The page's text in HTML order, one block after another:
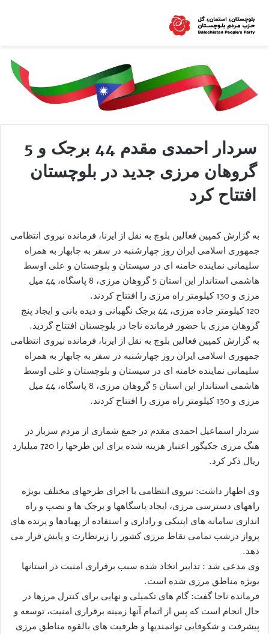
سردار احمدی مقدم 44 برجک و 5
گروهان مرزی جدید در بلوچستان
افتتاح کرد
به گزارش کمپین فعالین بلوچ به نقل از ایرنا، فرمانده نیروی انتظامی
جمهوری اسلامی ایران روز چهارشنبه در سفر به چابهار به همراه
سلیمانی نماینده خامنه ای در سیستان و بلوچستان و علی اوسط
هاشمی استاندار این استان 5 گروهان مرزی، 8 پاسگاه، 44 میل
مرزی و 130 کیلومتر راه مرزی را افتتاح کردند.
120 کیلومتر جاده مرزی، 44 برجک نگهبانی و دیده بانی و ایجاد پنج
گروهان مرزی با حضور فرمانده ناجا در بلوچستان افتتاح گردید.
به گزارش کمپین فعالین بلوچ به نقل از ایرنا، فرمانده نیروی انتظامی
جمهوری اسلامی ایران روز چهارشنبه در سفر به چابهار به همراه
سلیمانی نماینده خامنه ای در سیستان و بلوچستان و علی اوسط
هاشمی استاندار این استان 5 گروهان مرزی، 8 پاسگاه، 44 میل
مرزی و 130 کیلومتر راه مرزی را افتتاح کردند.
سردار اسماعیل احمدی مقدم در جمع شماری از مردم سرباز در
هنگ مرزی جکیگور اعتبار هزینه شده برای این طرحها را 720 میلیارد
ریال ذکر کرد.
وی اظهار داشت: نیروی انتظامی با اجرای طرحهای مختلف بویژه
راههای دسترسی مرزی، ایجاد پاسگاهها و برجک ها و نصب و راه
اندازی سامانه های اپتیکی و راداری و استفاده از پهبادها و پرنده های
پرواز درشب تمامی نقاط مرزی کشور را زیرنظارت و پایش قرار می
دهد.
وی مدعی شد : تدابیر اتخاذ شده سبب برقراری امنیت در استانها
بویژه مناطق مرزی شده است.
فرمانده ناجا گفت: گام های تکمیلی و نهایی برای کنترل مرزها در
حال انجام است که پس از اتمام آنها زمینه برقراری امنیت، توسعه و
پیشرفت و شکوفایی توانمندیها و ظرفیت های بالقوه مناطق مرزی